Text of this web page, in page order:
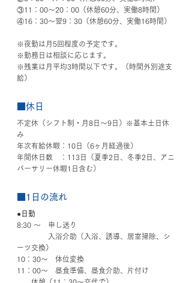
③11：00〜20：00（休憩60分、実働8時間）
④16：30〜翌9：30（休憩60分、実働16時間）
※夜勤は月5回程度の予定です。
※勤務日は相談に応じます。
※残業は月平均3時間以下です。（時間外別途支
給）
■休日
不定休（シフト制・月8日〜9日）※基本土日休
み
年次有給休暇：10日（6ヶ月経過後）
年間休日数　：113日（夏季2日、冬季2日、アニ
バーサリー休暇1日含む）
■1日の流れ
●日勤
8:30 ～　申し送り
入浴介助（入浴、誘導、居室掃除、シ
ーツ交換）
10：30～　体位変換
11：00～　昼食準備、昼食介助、片付け